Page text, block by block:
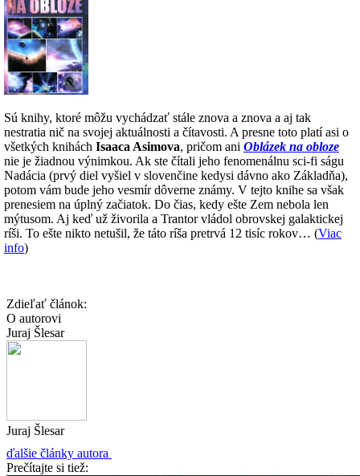
Sú knihy, ktoré môžu vychádzať stále znova a znova a aj tak
nestratia nič na svojej aktuálnosti a čítavosti. A presne toto platí asi o
všetkých knihách Isaaca Asimova, pričom ani Oblázek na obloze
nie je žiadnou výnimkou. Ak ste čítali jeho fenomenálnu sci-fi ságu
Nadácia (prvý diel vyšiel v slovenčine kedysi dávno ako Základňa),
potom vám bude jeho vesmír dôverne známy. V tejto knihe sa však
prenesiem na úplný začiatok. Do čias, kedy ešte Zem nebola len
mýtusom. Aj keď už živorila a Trantor vládol obrovskej galaktickej
ríši. To ešte nikto netušil, že táto ríša pretrvá 12 tisíc rokov… (Viac
info)
Zdieľať článok:
O autorovi
Juraj Šlesar
Juraj Šlesar
ďalšie články autora
Prečítajte si tiež: